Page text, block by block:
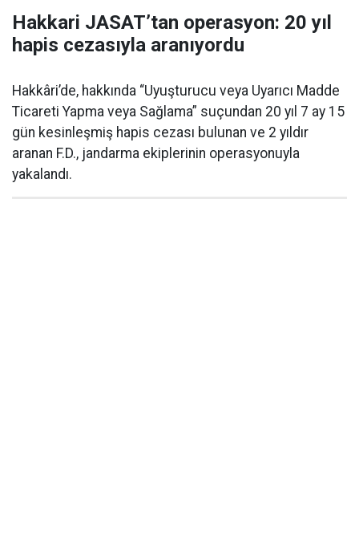
Hakkari JASAT’tan operasyon: 20 yıl
hapis cezasıyla aranıyordu
Hakkâri’de, hakkında “Uyuşturucu veya Uyarıcı Madde
Ticareti Yapma veya Sağlama” suçundan 20 yıl 7 ay 15
gün kesinleşmiş hapis cezası bulunan ve 2 yıldır
aranan F.D., jandarma ekiplerinin operasyonuyla
yakalandı.